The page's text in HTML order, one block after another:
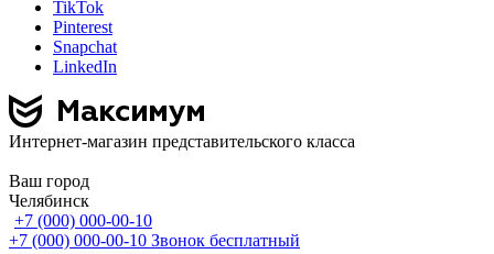
TikTok
Pinterest
Snapchat
LinkedIn
Интернет-магазин представительского класса
Ваш город
Челябинск
+7 (000) 000-00-10
+7 (000) 000-00-10 Звонок бесплатный